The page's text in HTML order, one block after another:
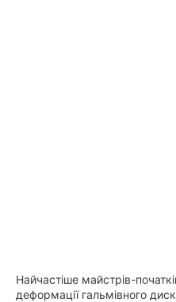
Найчастіше майстрів-
деформації гальмівного